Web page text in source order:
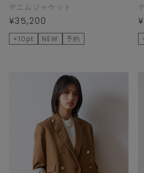
デニムジャケット
¥35,200
×10pt NEW 予約